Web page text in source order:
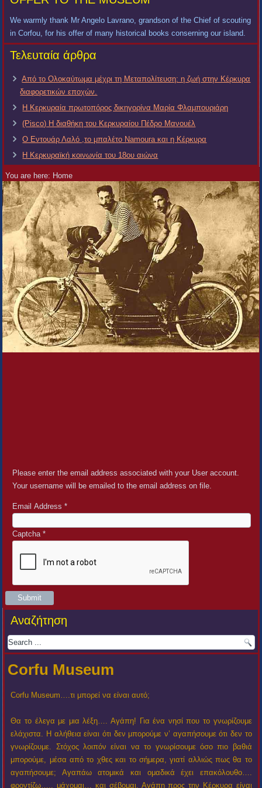
We warmly thank Mr Angelo Lavrano, grandson of the Chief of scouting
in Corfou, for his offer of many historical books conserning our island.
Τελευταία άρθρα
Από το Ολοκαύτωμα μέχρι τη Μεταπολίτευση: η ζωή στην Κέρκυρα
διαφορετικών εποχών.
Η Κερκυραία πρωτοπόρος δικηγορίνα Μαρία Φλαμπουριάρη
(Pisco) Η διαθήκη του Κερκυραίου Πέδρο Μανουέλ
Ο Εντουάρ Λαλό ,το μπαλέτο Namoura και η Κέρκυρα
Η Κερκυραϊκή κοινωνία του 18ου αιώνα
You are here: Home
Please enter the email address associated with your User account.
Your username will be emailed to the email address on file.
Email Address *
Captcha*
Submit
Αναζήτηση
Corfu Museum
Corfu Museum….τι μπορεί να είναι αυτό;
Θα το έλεγα με μια λέξη…. Αγάπη! Για ένα νησί που το γνωρίζουμε
ελάχιστα. Η αλήθεια είναι ότι δεν μπορούμε ν’ αγαπήσουμε ότι δεν το
γνωρίζουμε. Στόχος λοιπόν είναι να το γνωρίσουμε όσο πιο βαθιά
μπορούμε, μέσα από το χθες και το σήμερα, γιατί αλλιώς πως θα το
αγαπήσουμε; Αγαπάω ατομικά και ομαδικά έχει επακόλουθο….
φροντίζω….. μάχομαι… και σέβομαι. Αγάπη προς την Κέρκυρα είναι